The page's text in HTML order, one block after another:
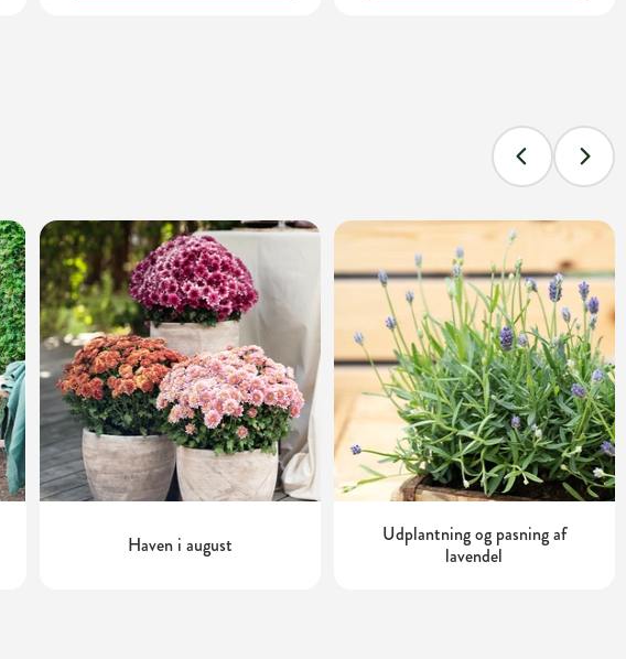
Haven i august
Udplantning og pasning af
lavendel